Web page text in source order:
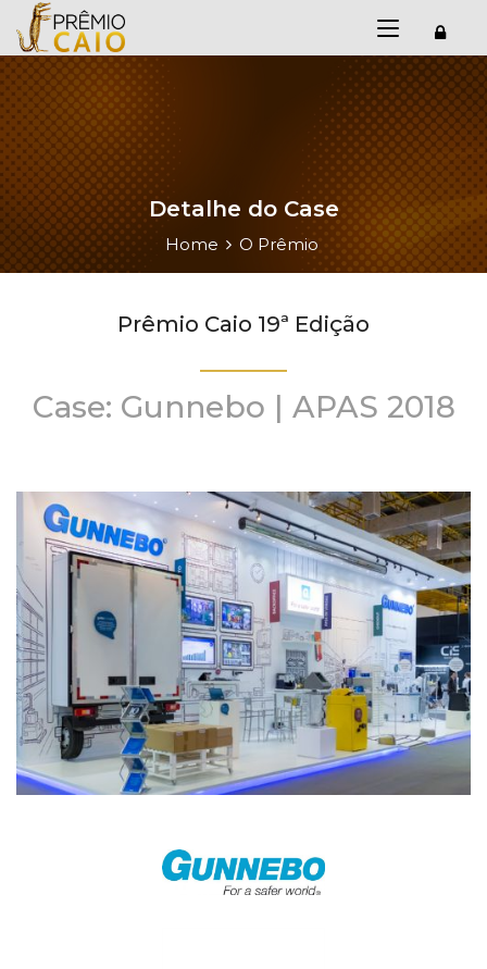
Detalhe do Case
Home O Prêmio
Prêmio Caio 19ª Edição
Case: Gunnebo | APAS 2018